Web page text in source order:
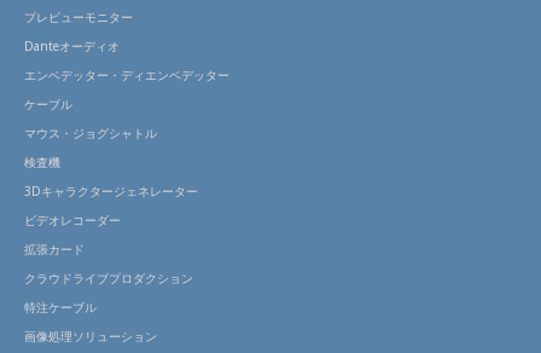
プレビューモニター
Danteオーディオ
エンベデッター・ディエンベデッター
ケーブル
マウス・ジョグシャトル
検査機
3Dキャラクタージェネレーター
ビデオレコーダー
拡張カード
クラウドライブプロダクション
特注ケーブル
画像処理ソリューション